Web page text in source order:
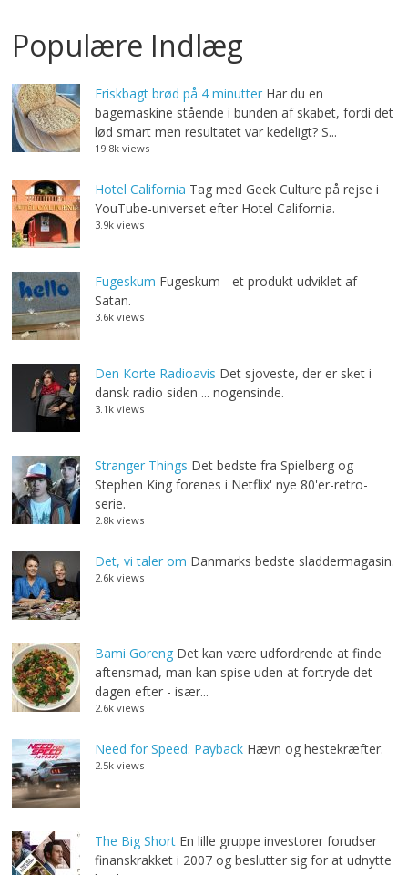
Populære Indlæg
Friskbagt brød på 4 minutter Har du en
bagemaskine stående i bunden af skabet, fordi det
lød smart men resultatet var kedeligt? S...
19.8k views
Hotel California Tag med Geek Culture på rejse i
YouTube-universet efter Hotel California.
3.9k views
Fugeskum Fugeskum - et produkt udviklet af
Satan.
3.6k views
Den Korte Radioavis Det sjoveste, der er sket i
dansk radio siden ... nogensinde.
3.1k views
Stranger Things Det bedste fra Spielberg og
Stephen King forenes i Netflix' nye 80'er-retro-
serie.
2.8k views
Det, vi taler om Danmarks bedste sladdermagasin.
2.6k views
Bami Goreng Det kan være udfordrende at finde
aftensmad, man kan spise uden at fortryde det
dagen efter - især...
2.6k views
Need for Speed: Payback Hævn og hestekræfter.
2.5k views
The Big Short En lille gruppe investorer forudser
finanskrakket i 2007 og beslutter sig for at udnytte